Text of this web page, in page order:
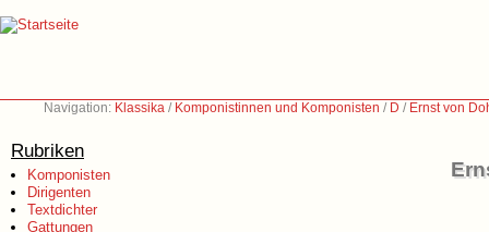
Navigation: Klassika / Komponistinnen und Komponisten / D / Ernst von
Rubriken
Komponisten
Dirigenten
Textdichter
Gattungen